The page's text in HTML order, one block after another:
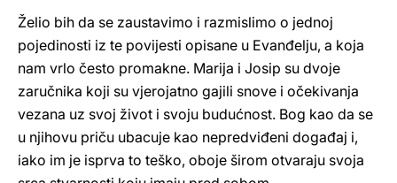
Želio bih da se zaustavimo i razmislimo o jednoj
pojedinosti iz te povijesti opisane u Evanđelju, a koja
nam vrlo često promakne. Marija i Josip su dvoje
zaručnika koji su vjerojatno gajili snove i očekivanja
vezana uz svoj život i svoju budućnost. Bog kao da se
u njihovu priču ubacuje kao nepredviđeni događaj i,
iako im je isprva to teško, oboje širom otvaraju svoja